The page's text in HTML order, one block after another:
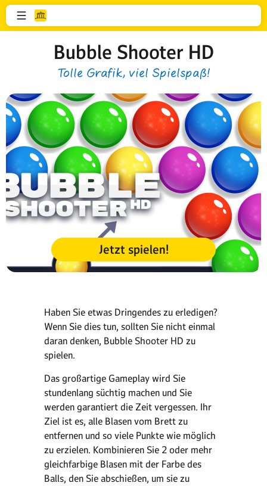
Bubble Shooter HD
Tolle Grafik, viel Spielspaß!
Jetzt spielen!
Haben Sie etwas Dringendes zu erledigen?
Wenn Sie dies tun, sollten Sie nicht einmal
daran denken, Bubble Shooter HD zu
spielen.
Das großartige Gameplay wird Sie
stundenlang süchtig machen und Sie
werden garantiert die Zeit vergessen. Ihr
Ziel ist es, alle Blasen vom Brett zu
entfernen und so viele Punkte wie möglich
zu erzielen. Kombinieren Sie 2 oder mehr
gleichfarbige Blasen mit der Farbe des
Balls, den Sie abschießen, um sie zu